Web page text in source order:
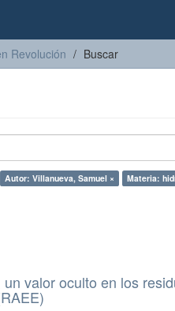
Revolución Buscar
Autor: Villanueva, Samuel × Materia:
valor oculto en los